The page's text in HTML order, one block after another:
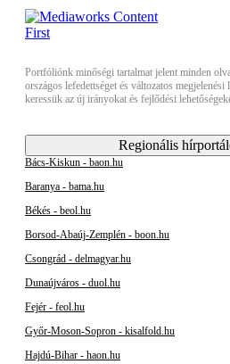
Portfóliónk minőségi tartalmat jelent minden
országos lefedettséget és változatos
keressük az új irányokat és fejlődési
Regionális
Bács-Kiskun - baon.hu
Baranya - bama.hu
Békés - beol.hu
Borsod-Abaúj-Zemplén - boon.hu
Csongrád - delmagyar.hu
Dunaújváros - duol.hu
Fejér - feol.hu
Győr-Moson-Sopron - kisalfold.hu
Hajdú-Bihar - haon.hu